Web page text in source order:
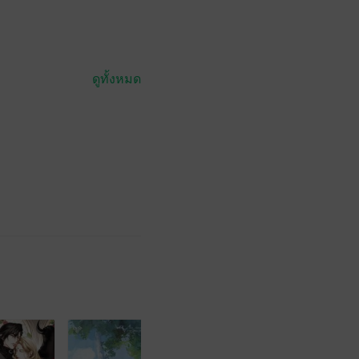
ดูทั้งหมด